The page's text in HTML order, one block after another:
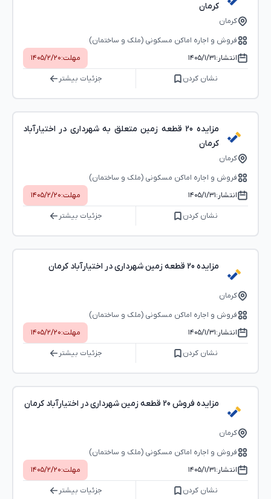
کرمان
کرمان
فروش و اجاره اماکن مسکونی (ملک و ساختمان)
انتشار:۱۴۰۵/۱/۳۱ مهلت:۱۴۰۵/۲/۲۰
نشان کردن جزئیات بیشتر
مزایده 20 قطعه زمین متعلق به شهرداری در اختیارآباد
کرمان
کرمان
فروش و اجاره اماکن مسکونی (ملک و ساختمان)
انتشار:۱۴۰۵/۱/۳۱ مهلت:۱۴۰۵/۲/۲۰
نشان کردن جزئیات بیشتر
مزایده 20 قطعه زمین شهرداری در اختیارآباد کرمان
کرمان
فروش و اجاره اماکن مسکونی (ملک و ساختمان)
انتشار:۱۴۰۵/۱/۳۱ مهلت:۱۴۰۵/۲/۲۰
نشان کردن جزئیات بیشتر
مزایده فروش 20 قطعه زمین شهرداری در اختیارآباد کرمان
کرمان
فروش و اجاره اماکن مسکونی (ملک و ساختمان)
انتشار:۱۴۰۵/۱/۳۱ مهلت:۱۴۰۵/۲/۲۰
نشان کردن جزئیات بیشتر